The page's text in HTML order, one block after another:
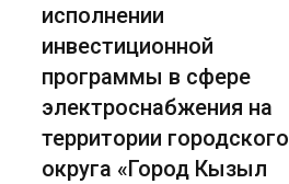
исполнении
инвестиционной
программы в сфере
электроснабжения на
территории городского
округа «Город Кызыл